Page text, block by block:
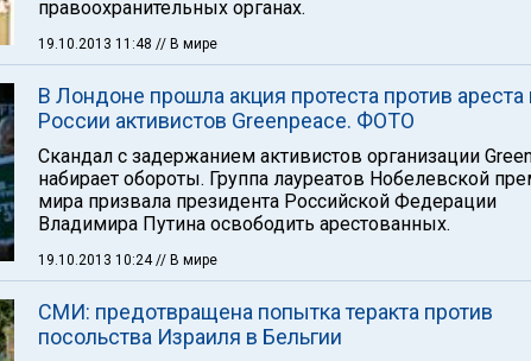
правоохранительных органах.
19.10.2013 11:48 // В мире
В Лондоне прошла акция протеста против ареста
России активистов Greenpeace. ФОТО
Скандал с задержанием активистов организации
набирает обороты. Группа лауреатов Нобелевской
мира призвала президента Российской Федерации
Владимира Путина освободить арестованных.
19.10.2013 10:24// В мире
СМИ: предотвращена попытка теракта против
посольства Израиля в Бельгии